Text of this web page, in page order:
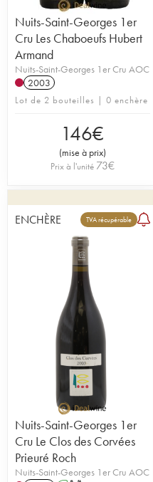
Nuits-Saint-Georges 1er
Cru Les Chaboeufs Hubert
Armand
Nuits-Saint-Georges 1er Cru AOC
2003
Lot de 2 bouteilles | 0 enchère
146€
(mise à prix)
Prix à l'unité 73€
ENCHÈRE TVA récupérable
Nuits-Saint-Georges 1er
Cru Le Clos des Corvées
Prieuré Roch
Nuits-Saint-Georges 1er Cru AOC